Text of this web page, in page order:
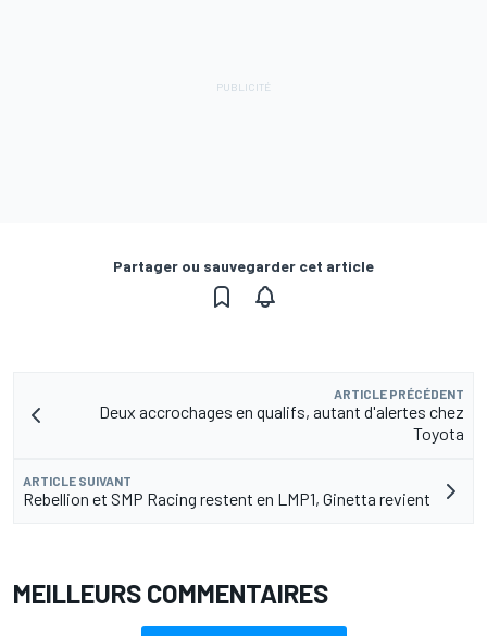
Partager ou sauvegarder cet article
ARTICLE PRÉCÉDENT
Deux accrochages en qualifs, autant d'alertes chez
Toyota
ARTICLE SUIVANT
Rebellion et SMP Racing restent en LMP1, Ginetta revient
MEILLEURS COMMENTAIRES